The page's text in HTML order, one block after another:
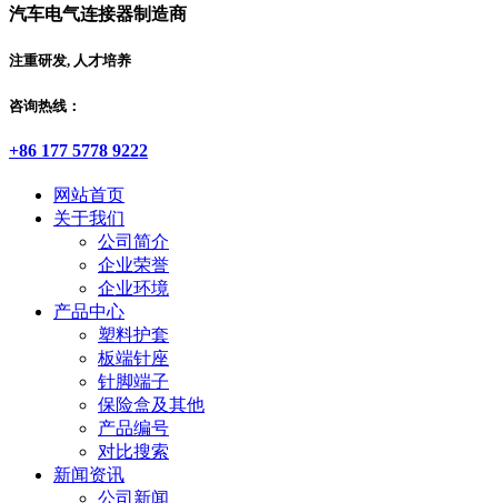
汽车电气连接器制造商
注重研发, 人才培养
咨询热线：
+86 177 5778 9222
网站首页
关于我们
公司简介
企业荣誉
企业环境
产品中心
塑料护套
板端针座
针脚端子
保险盒及其他
产品编号
对比搜索
新闻资讯
公司新闻